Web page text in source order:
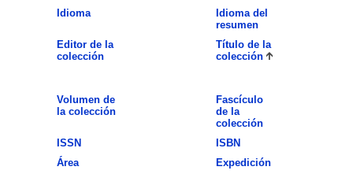
Idioma
Idioma del
resumen
Editor de la
colección
Título de la
colección
Volumen de
la colección
Fascículo
de la
colección
ISSN
ISBN
Área
Expedición